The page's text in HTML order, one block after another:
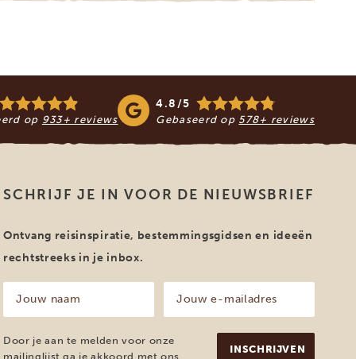
op 933+ reviews
4.8/5
Gebaseerd op 578+ reviews
SCHRIJF JE IN VOOR DE NIEUWSBRIEF
Ontvang reisinspiratie, bestemmingsgidsen en ideeën
rechtstreeks in je inbox.
naam
(Vereist)
mailadres
(Vereist)
Door je aan te melden voor onze
mailinglijst ga je akkoord met ons